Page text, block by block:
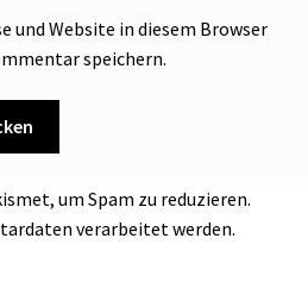
und Website in diesem Browser
speichern.
um Spam zu reduzieren.
verarbeitet werden.